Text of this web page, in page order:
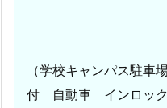
ま
（学校キャンパス駐
付 自動車 インロック